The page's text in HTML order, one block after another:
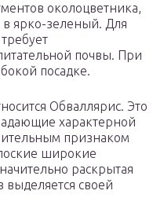
околоцветника,
в ярко-зеленый. Для
почвы. При
посадке.
Обваллярис. Это
характерной
признаком
широкие
раскрытая
выделяется своей